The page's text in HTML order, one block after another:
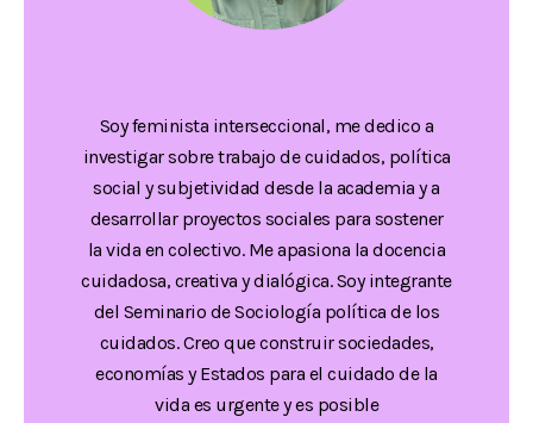
Soy feminista interseccional, me dedico a
investigar sobre trabajo de cuidados, política
social y subjetividad desde la academia y a
desarrollar proyectos sociales para sostener
la vida en colectivo. Me apasiona la docencia
cuidadosa, creativa y dialógica. Soy integrante
del Seminario de Sociología política de los
cuidados. Creo que construir sociedades,
economías y Estados para el cuidado de la
vida es urgente y es posible